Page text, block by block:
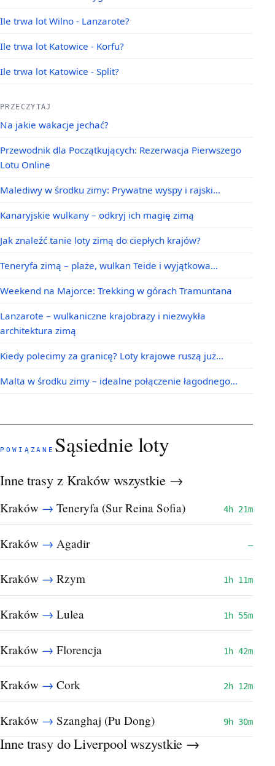
Ile trwa lot Wilno - Lanzarote?
Ile trwa lot Katowice - Korfu?
Ile trwa lot Katowice - Split?
PRZECZYTAJ
Na jakie wakacje jechać?
Przewodnik dla Początkujących: Rezerwacja Pierwszego
Lotu Online
Malediwy w środku zimy: Prywatne wyspy i rajski…
Kanaryjskie wulkany – odkryj ich magię zimą
Jak znaleźć tanie loty zimą do ciepłych krajów?
Teneryfa zimą – plaże, wulkan Teide i wyjątkowa…
Weekend na Majorce: Trekking w górach Tramuntana
Lanzarote – wulkaniczne krajobrazy i niezwykła
architektura zimą
Kiedy polecimy za granicę? Loty krajowe ruszą już…
Malta w środku zimy – idealne połączenie łagodnego…
POWIĄZANE Sąsiednie loty
Inne trasy z Kraków wszystkie →
Kraków → Teneryfa (Sur Reina Sofia) 4h 21m
Kraków → Agadir —
Kraków → Rzym 1h 11m
Kraków → Lulea 1h 55m
Kraków → Florencja 1h 42m
Kraków → Cork 2h 12m
Kraków → Szanghaj (Pu Dong) 9h 30m
Inne trasy do Liverpoolwszystkie →